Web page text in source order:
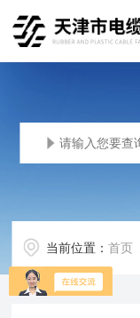
当前位置：首页